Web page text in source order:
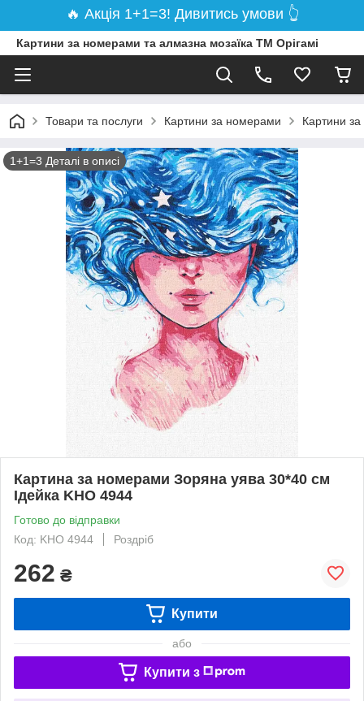
🔥 Акція 1+1=3! Дивитись умови 👆
Картини за номерами та алмазна мозаїка ТМ Орігамі
Товари та послуги Картини за номерами Картини
1+1=3 Деталі в описі
Картина за номерами Зоряна уява 30*40 см
Ідейка KHO 4944
Готово до відправки
Код: KHO 4944
Роздріб
262 ₴
Купити
або
Купити з